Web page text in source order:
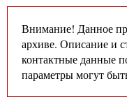
Внимание! Данное
архиве. Описание и
контактные данные
параметры могут